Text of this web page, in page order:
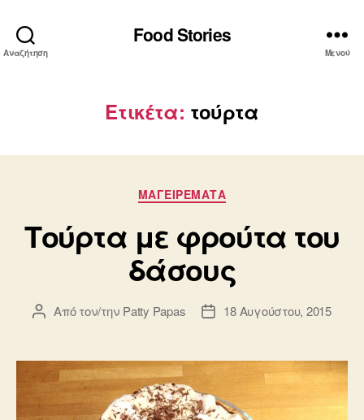
Αναζήτηση
Food Stories
Μενού
Ετικέτα: τούρτα
Κατηγορίες
ΜΑΓΕΙΡΕΜΑΤΑ
Τούρτα με φρούτα του
δάσους
Συντάκτης
Από τον/την Patty Papas
Ημ.18 Αυγούστου, 2015